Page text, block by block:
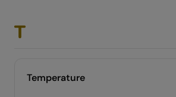
T
Temperature